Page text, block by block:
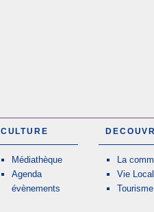
CULTURE
Médiathèque
Agenda
évènements
La
Vie
Tourisme